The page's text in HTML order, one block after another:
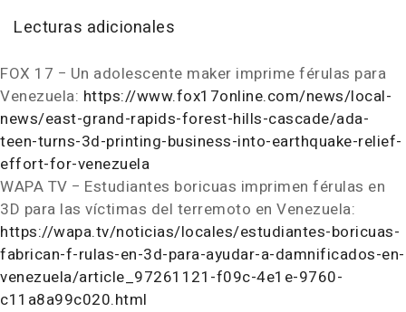
Lecturas adicionales
FOX 17 − Un adolescente maker imprime férulas para
Venezuela: https://www.fox17online.com/news/local-
news/east-grand-rapids-forest-hills-cascade/ada-
teen-turns-3d-printing-business-into-earthquake-relief-
effort-for-venezuela
WAPA TV − Estudiantes boricuas imprimen férulas en
3D para las víctimas del terremoto en Venezuela:
https://wapa.tv/noticias/locales/estudiantes-boricuas-
fabrican-f-rulas-en-3d-para-ayudar-a-damnificados-en-
venezuela/article_97261121-f09c-4e1e-9760-
c11a8a99c020.html